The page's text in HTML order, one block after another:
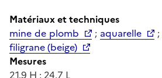
Matériaux et techniques
mine de plomb
; aquarelle ;
filigrane (beige)
Mesures
21.9 H ; 24.7 L